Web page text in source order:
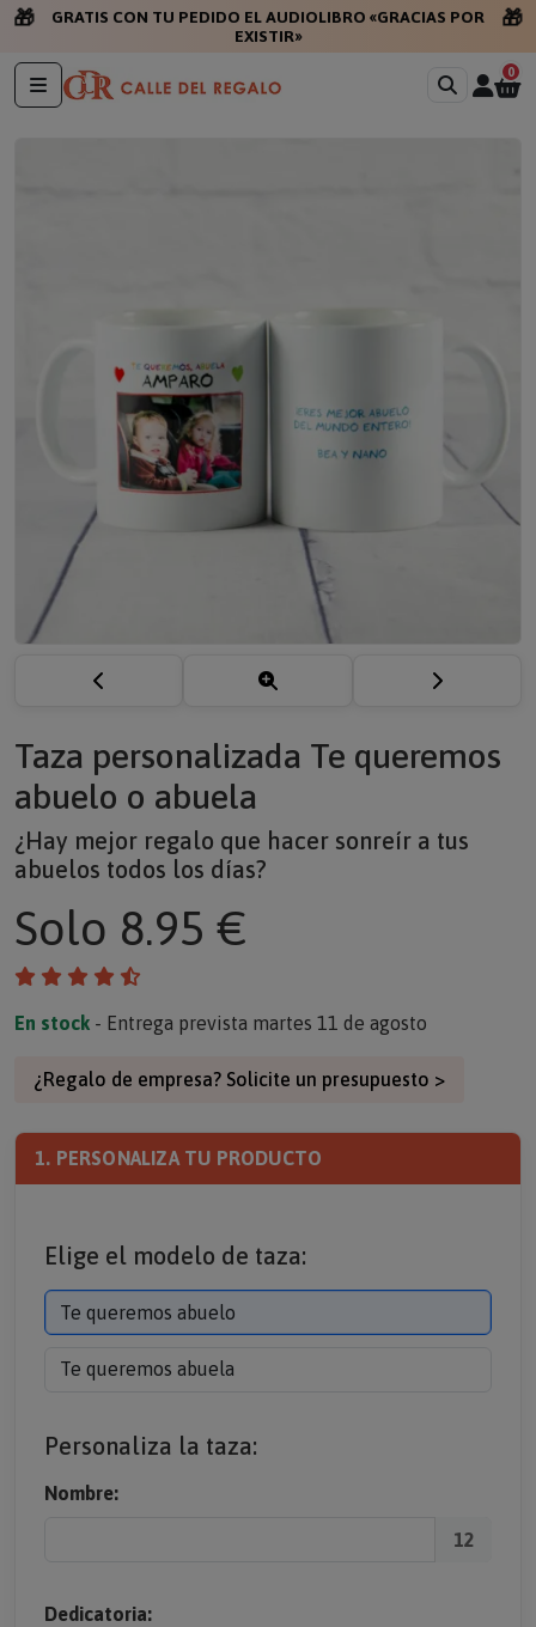
🎁
GRATIS CON TU PEDIDO EL AUDIOLIBRO «GRACIAS POR
EXISTIR»
🎁
0
Taza personalizada Te queremos
abuelo o abuela
¿Hay mejor regalo que hacer sonreír a tus
abuelos todos los días?
Solo 8.95 €
En stock - Entrega prevista martes 11 de agosto
¿Regalo de empresa? Solicite un presupuesto >
1. PERSONALIZA TU PRODUCTO
Elige el modelo de taza:
Te queremos abuelo
Te queremos abuela
Personaliza la taza:
Nombre:
12
Dedicatoria: